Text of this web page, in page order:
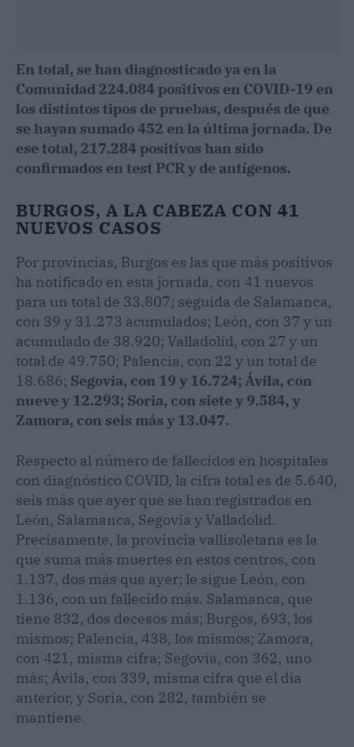
En total, se han diagnosticado ya en la
Comunidad 224.084 positivos en COVID-19 en
los distintos tipos de pruebas, después de que
se hayan sumado 452 en la última jornada. De
ese total, 217.284 positivos han sido
confirmados en test PCR y de antígenos.
BURGOS, A LA CABEZA CON 41
NUEVOS CASOS
Por provincias, Burgos es las que más positivos
ha notificado en esta jornada, con 41 nuevos
para un total de 33.807; seguida de Salamanca,
con 39 y 31.273 acumulados; León, con 37 y un
acumulado de 38.920; Valladolid, con 27 y un
total de 49.750; Palencia, con 22 y un total de
18.686; Segovia, con 19 y 16.724; Ávila, con
nueve y 12.293; Soria, con siete y 9.584, y
Zamora, con seis más y 13.047.
Respecto al número de fallecidos en hospitales
con diagnóstico COVID, la cifra total es de 5.640,
seis más que ayer que se han registrados en
León, Salamanca, Segovia y Valladolid.
Precisamente, la provincia vallisoletana es la
que suma más muertes en estos centros, con
1.137, dos más que ayer; le sigue León, con
1.136, con un fallecido más. Salamanca, que
tiene 832, dos decesos más; Burgos, 693, los
mismos; Palencia, 438, los mismos; Zamora,
con 421, misma cifra; Segovia, con 362, uno
más; Ávila, con 339, misma cifra que el día
anterior, y Soria, con 282, también se
mantiene.